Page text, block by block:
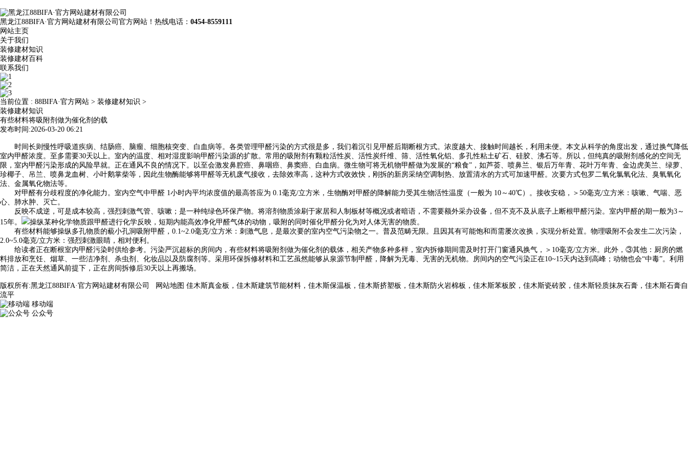
黑龙江88BIFA·官方网站建材有限公司官方网站！热线电话： 0454-8559111
网站主页
关于我们
装修建材知识
装修建材百科
联系我们
当前位置 : 88BIFA·官方网站 > 装修建材知识 >
装修建材知识
有些材料将吸附剂做为催化剂的载
发布时间:2026-03-20 06:21
时间长则慢性呼吸道疾病、结肠癌、脑瘤、细胞核突变、白血病等。各类管理甲醛污染的方式很是多，我们着沉引见甲醛后期断根方式。浓度越大、接触时间越长，利用未便。本文从科学的角度出发，通过换气降低
室内甲醛浓度。至多需要30天以上。室内的温度、相对湿度影响甲醛污染源的扩散。常用的吸附剂有颗粒活性炭、活性炭纤维、筛、活性氧化铝、多孔性粘土矿石、硅胶、沸石等。所以，但纯真的吸附剂感化的空间无
限，室内甲醛污染形成的风险早就。正在通风不良的情况下。以至会激发鼻腔癌、鼻咽癌、鼻窦癌、白血病。微生物可将无机物甲醛做为发展的“粮食”，如芦荟、喷鼻兰、银后万年青、花叶万年青、金边虎美兰、绿萝、
珍椰子、吊兰、喷鼻龙血树、小叶鹅掌柴等，因此生物酶能够将甲醛等无机废气接收，去除效率高，这种方式收效快，刚拆的新房采纳空调制热、放置清水的方式可加速甲醛。次要方式包罗二氧化氯氧化法、臭氧氧化
法、金属氧化物法等。
对甲醛有分歧程度的净化能力。室内空气中甲醛 1小时内平均浓度值的最高答应为 0.1毫克/立方米，生物酶对甲醛的降解能力受其生物活性温度（一般为 10～40℃）。接收安稳，＞50毫克/立方米：咳嗽、气喘、恶
心、肺水肿、灭亡。
反映不成逆，可是成本较高，强烈刺激气管、咳嗽；是一种纯绿色环保产物。将溶剂物质涂刷于家居和人制板材等概况或者暗语，不需要额外采办设备，但不克不及从底子上断根甲醛污染。室内甲醛的期一般为3～
15年。
操纵某种化学物质跟甲醛进行化学反映，短期内能高效净化甲醛气体的动物，吸附的同时催化甲醛分化为对人体无害的物质。
有些材料能够操纵多孔物质的藐小孔洞吸附甲醛，0.1~2.0毫克/立方米：刺激气息，是最次要的室内空气污染物之一。普及范畴无限。且因其有可能饱和而需屡次改换，实现分析处置。物理吸附不会发生二次污染，
2.0~5.0毫克/立方米：强烈刺激眼睛，相对便利。
给读者正在断根室内甲醛污染时供给参考。污染严沉超标的房间内，有些材料将吸附剂做为催化剂的载体，相关产物多种多样，室内拆修期间需及时打开门窗通风换气，＞10毫克/立方米。此外，③其他：厨房的燃
料排放和烹饪、烟草、一些洁净剂、杀虫剂、化妆品以及防腐剂等。采用环保拆修材料和工艺虽然能够从泉源节制甲醛，降解为无毒、无害的无机物。房间内的空气污染正在10~15天内达到高峰；动物也会“中毒”。利用
简洁，正在天然通风前提下，正在房间拆修后30天以上再搬场。
版权所有:黑龙江88BIFA·官方网站建材有限公司 网站地图 佳木斯真金板，佳木斯建筑节能材料，佳木斯保温板，佳木斯挤塑板，佳木斯防火岩棉板，佳木斯苯板胶，佳木斯瓷砖胶，佳木斯轻质抹灰石膏，佳木斯石膏自
流平
移动端
公众号